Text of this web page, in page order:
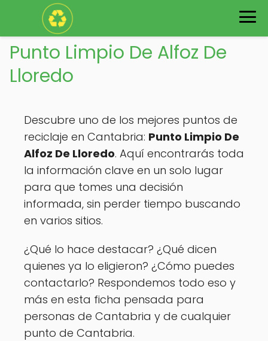
Punto Limpio De Alfoz De
Lloredo
Descubre uno de los mejores puntos de
reciclaje en Cantabria: Punto Limpio De
Alfoz De Lloredo. Aquí encontrarás toda
la información clave en un solo lugar
para que tomes una decisión
informada, sin perder tiempo buscando
en varios sitios.
¿Qué lo hace destacar? ¿Qué dicen
quienes ya lo eligieron? ¿Cómo puedes
contactarlo? Respondemos todo eso y
más en esta ficha pensada para
personas de Cantabria y de cualquier
punto de Cantabria.